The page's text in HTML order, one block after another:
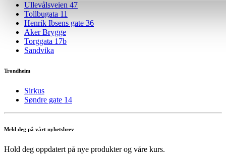
Ullevålsveien 47
Tollbugata 11
Henrik Ibsens gate 36
Aker Brygge
Torggata 17b
Sandvika
Trondheim
Sirkus
Søndre gate 14
Meld deg på vårt nyhetsbrev
Hold deg oppdatert på nye produkter og våre kurs.